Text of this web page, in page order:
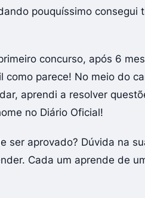
pouquíssimo
concurso, após 6
parece! No meio do
aprendi a resolver
no Diário Oficial!
ser aprovado? Dúvida na
Cada um aprende de